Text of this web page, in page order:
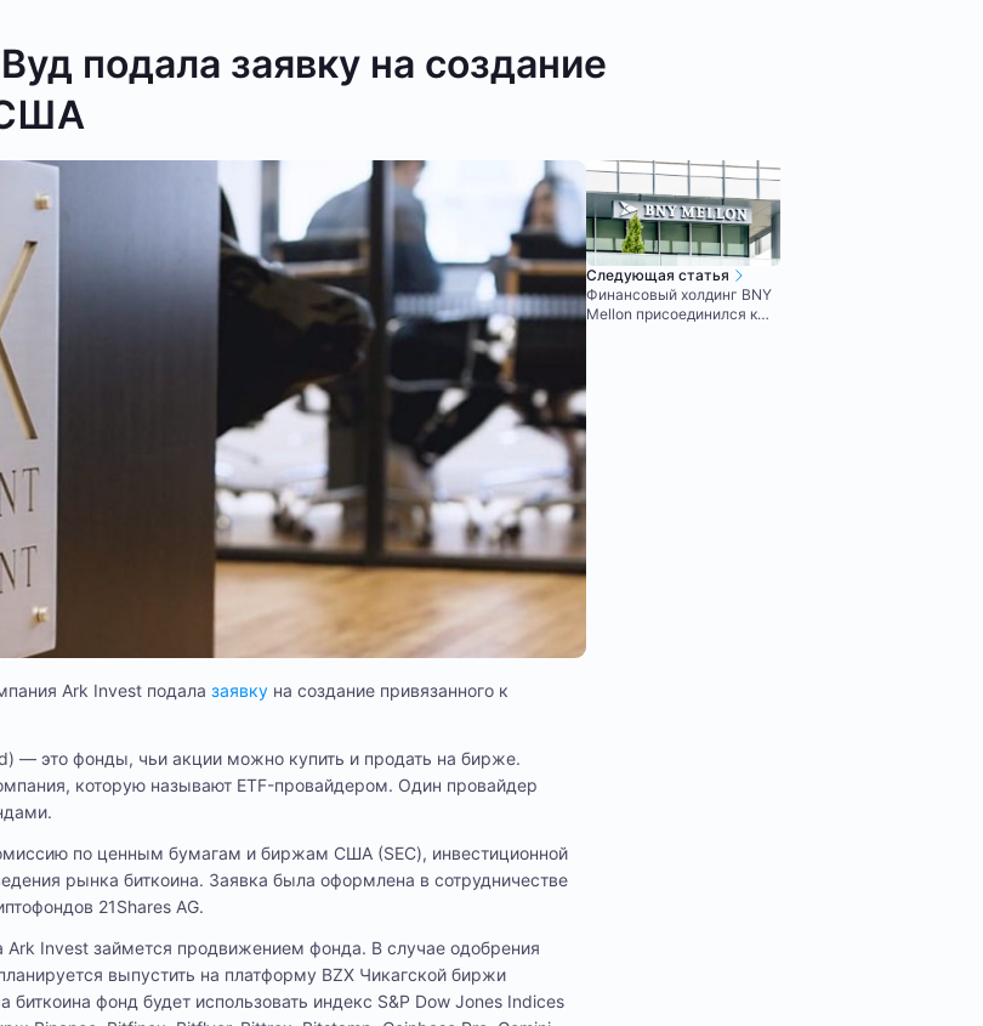
подала заявку на создание
США
Ark Invest подала заявку на создание привязанного к
— это фонды, чьи акции можно купить и продать на бирже.
которую называют ETF-провайдером. Один провайдер
по ценным бумагам и биржам США (SEC), инвестиционной
рынка биткоина. Заявка была оформлена в сотрудничестве
21Shares AG.
Ark Invest займется продвижением фонда. В случае одобрения
выпустить на платформу BZX Чикагской биржи
фонд будет использовать индекс S&P Dow Jones Indices
Следующая статья
Финансовый холдинг BNY
Mellon присоединился к